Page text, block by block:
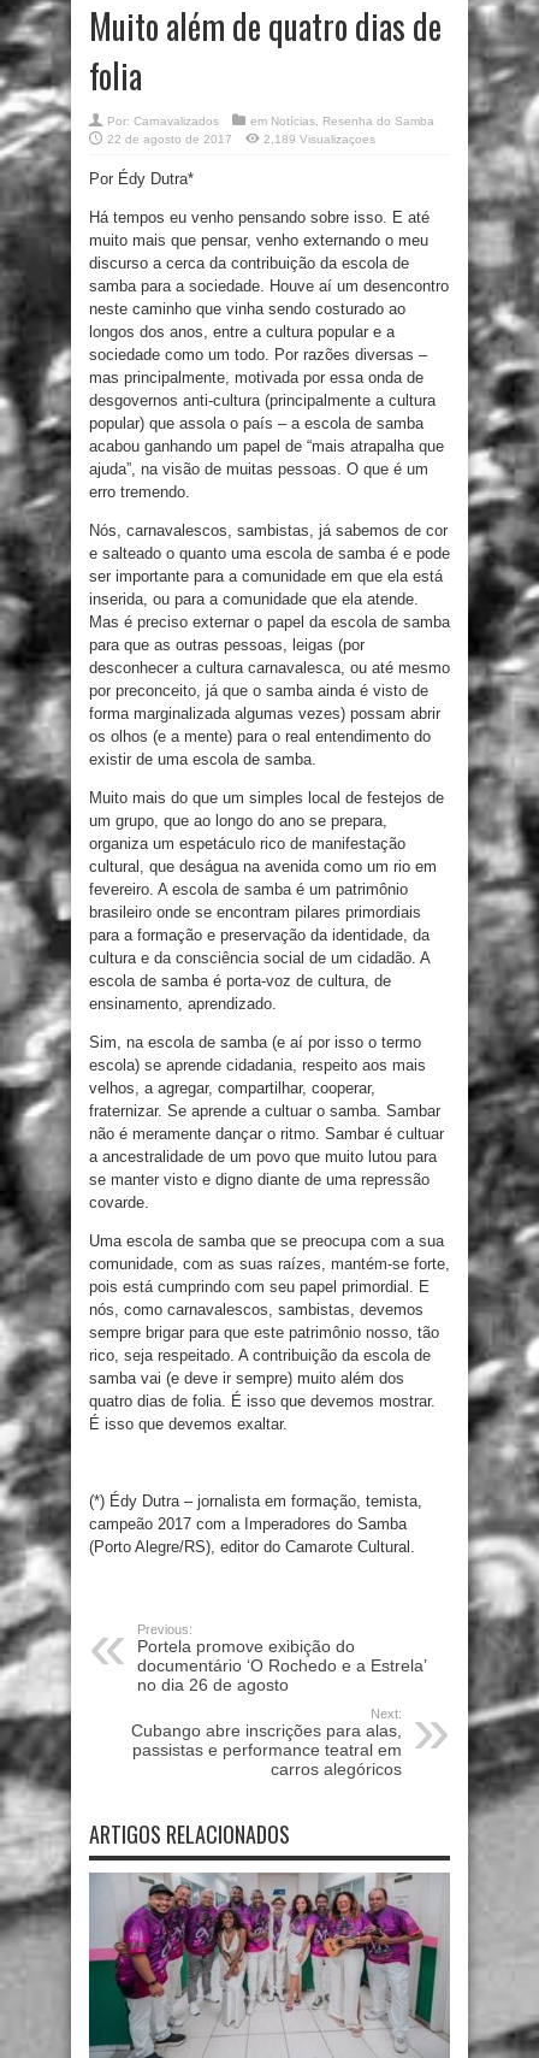
Muito além de quatro dias de
folia
Por: Carnavalizados em Notícias
Resenha do Samba
22 de agosto de 2017
2,189 Visualizaçoes
Por Édy Dutra*
Há tempos eu venho pensando sobre isso. E até
muito mais que pensar, venho externando o meu
discurso a cerca da contribuição da escola de
samba para a sociedade. Houve aí um desencontro
neste caminho que vinha sendo costurado ao
longos dos anos, entre a cultura popular e a
sociedade como um todo. Por razões diversas –
mas principalmente, motivada por essa onda de
desgovernos anti-cultura (principalmente a cultura
popular) que assola o país – a escola de samba
acabou ganhando um papel de “mais atrapalha que
ajuda”, na visão de muitas pessoas. O que é um
erro tremendo.
Nós, carnavalescos, sambistas, já sabemos de cor
e salteado o quanto uma escola de samba é e pode
ser importante para a comunidade em que ela está
inserida, ou para a comunidade que ela atende.
Mas é preciso externar o papel da escola de samba
para que as outras pessoas, leigas (por
desconhecer a cultura carnavalesca, ou até mesmo
por preconceito, já que o samba ainda é visto de
forma marginalizada algumas vezes) possam abrir
os olhos (e a mente) para o real entendimento do
existir de uma escola de samba.
Muito mais do que um simples local de festejos de
um grupo, que ao longo do ano se prepara,
organiza um espetáculo rico de manifestação
cultural, que deságua na avenida como um rio em
fevereiro. A escola de samba é um patrimônio
brasileiro onde se encontram pilares primordiais
para a formação e preservação da identidade, da
cultura e da consciência social de um cidadão. A
escola de samba é porta-voz de cultura, de
ensinamento, aprendizado.
Sim, na escola de samba (e aí por isso o termo
escola) se aprende cidadania, respeito aos mais
velhos, a agregar, compartilhar, cooperar,
fraternizar. Se aprende a cultuar o samba. Sambar
não é meramente dançar o ritmo. Sambar é cultuar
a ancestralidade de um povo que muito lutou para
se manter visto e digno diante de uma repressão
covarde.
Uma escola de samba que se preocupa com a sua
comunidade, com as suas raízes, mantém-se forte,
pois está cumprindo com seu papel primordial. E
nós, como carnavalescos, sambistas, devemos
sempre brigar para que este patrimônio nosso, tão
rico, seja respeitado. A contribuição da escola de
samba vai (e deve ir sempre) muito além dos
quatro dias de folia. É isso que devemos mostrar.
É isso que devemos exaltar.
(*) Édy Dutra – jornalista em formação, temista,
campeão 2017 com a Imperadores do Samba
(Porto Alegre/RS), editor do Camarote Cultural.
Previous:
Portela promove exibição do
documentário ‘O Rochedo e a Estrela’
no dia 26 de agosto
Next:
Cubango abre inscrições para alas,
passistas e performance teatral em
carros alegóricos
ARTIGOS RELACIONADOS